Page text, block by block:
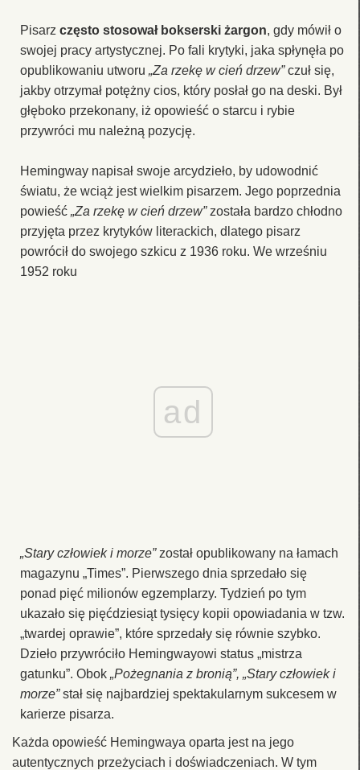
Pisarz często stosował bokserski żargon, gdy mówił o
swojej pracy artystycznej. Po fali krytyki, jaka spłynęła po
opublikowaniu utworu „Za rzekę w cień drzew”czuł się,
jakby otrzymał potężny cios, który posłał go na deski. Był
głęboko przekonany, iż opowieść o starcu i rybie
przywróci mu należną pozycję.
Hemingway napisał swoje arcydzieło, by udowodnić
światu, że wciąż jest wielkim pisarzem. Jego poprzednia
powieść „Za rzekę w cień drzew”została bardzo chłodno
przyjęta przez krytyków literackich, dlatego pisarz
powrócił do swojego szkicu z 1936 roku. We wrześniu
1952 roku
ad
„Stary człowiek i morze”został opublikowany na łamach
magazynu „Times”. Pierwszego dnia sprzedało się
ponad pięć milionów egzemplarzy. Tydzień po tym
ukazało się pięćdziesiąt tysięcy kopii opowiadania w tzw.
„twardej oprawie”, które sprzedały się równie szybko.
Dzieło przywróciło Hemingwayowi status „mistrza
gatunku”. Obok „Pożegnania z bronią”, „Stary człowiek i
morze”stał się najbardziej spektakularnym sukcesem w
karierze pisarza.
Każda opowieść Hemingwaya oparta jest na jego
autentycznych przeżyciach i doświadczeniach. W tym